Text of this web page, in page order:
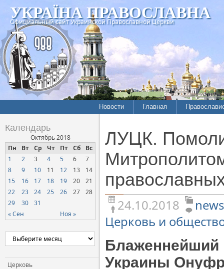
УКРАЇНА ПРАВОСЛАВНА
Официальный сайт Украинской Православной Церкви
Новости
Межконфессиональные
отношения
Нарушения прав
верующих
Официальная хроника
Расколы, ереси, секты
СОЦИАЛЬНОЕ
СЛУЖЕНИЕ
Церковь и общество
Церковь и СМИ
Главная
История
Хроники
Календарь
Октябрь 2018
Пн
Вт Ср Чт Пт Сб Вс
« Сен Ноя »
1 2 3 4 5 6
7
8
9 10 11 12 13
14
15
16 17 18 19 20
21
22
23 24 25 26 27
28
29
30 31
Церковь
ЛУЦК.
24.10.2018
news
Церковь и
Блаженнейший
Украины